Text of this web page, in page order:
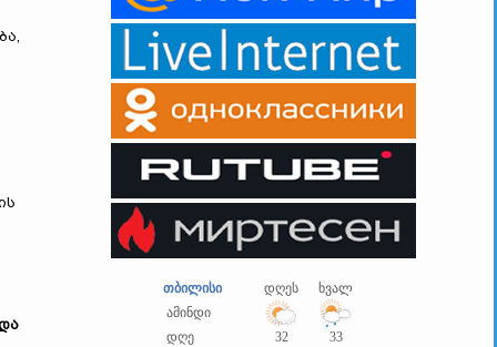
თბილისი დღეს
ხვალ
ამინდი
დღე
32
33